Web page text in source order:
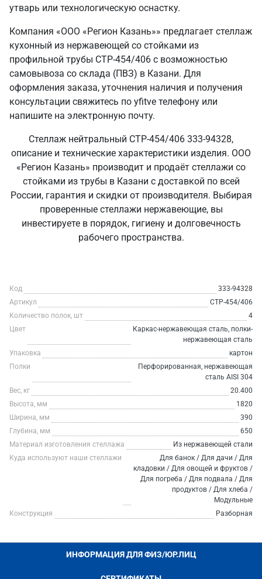
утварь или технологическую оснастку.
Компания «ООО «Регион Казань»» предлагает стеллаж
кухонный из нержавеющей со стойками из
профильной трубы СТР-454/406 с возможностью
самовывоза со склада (ПВЗ) в Казани. Для
оформления заказа, уточнения наличия и получения
консультации свяжитесь по yfitve телефону или
напишите на электронную почту.
Стеллаж нейтральный СТР-454/406 333-94328,
описание и технические характеристики изделия. ООО
«Регион Казань» производит и продаёт стеллажи со
стойками из трубы в Казани с доставкой по всей
России, гарантия и скидки от производителя. Выбирая
проверенные стеллажи нержавеющие, вы
инвестируете в порядок, гигиену и долговечность
рабочего пространства.
Код
333-94328
Артикул
СТР-454/406
Количество полок, шт
4
Цвет
Каркас-нержавеющая сталь, полки-
нержавеющая сталь
Упаковка
картон
Полки
Перфорированная, нержавеющая
сталь AISI 304
Вес, кг
20.400
Высота, мм
1820
Ширина, мм
390
Глубина, мм
650
Материал изготовления стеллажа
Из нержавеющей стали
Куда используют наши стеллажи
Для банок / Для дачи / Для
кладовки / Для овощей и фруктов /
Для погреба / Для подвала / Для
продуктов / Для хлеба /
Модульные
Конструкция
Разборная
ИНФОРМАЦИЯ ДЛЯ ФИЗ/ЮР.ЛИЦ